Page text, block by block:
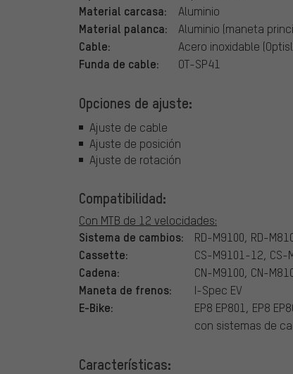
Material carcasa: Aluminio
Material palanca: Aluminio (maneta
Cable: Acero inoxidable
Funda de cable: OT-SP41
Opciones de ajuste:
Ajuste de cable
Ajuste de posición
Ajuste de rotación
Compatibilidad:
Con MTB de 12 velocidades:
Sistema de cambios: RD-M9100, RD-
Cassette: CS-M9101-12,
Cadena: CN-M9100, CN-
Maneta de frenos: I-Spec EV
E-Bike:
EP8 EP801, EP8
con sistemas de
Características: